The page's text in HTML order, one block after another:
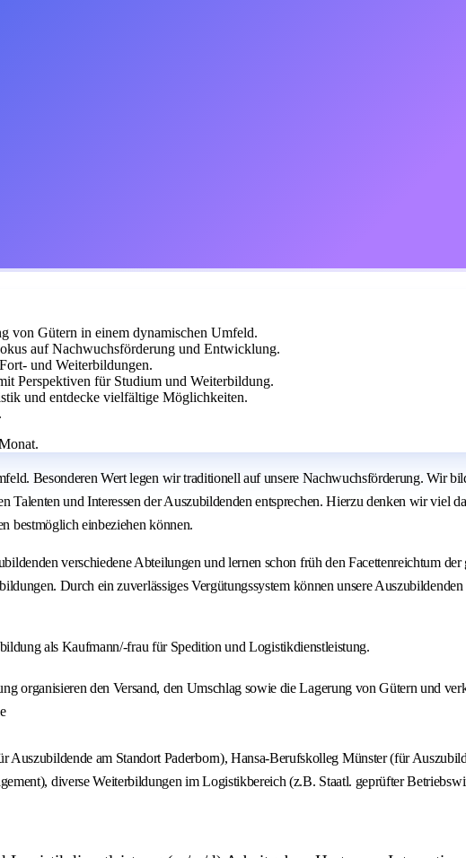
von Gütern in einem dynamischen Umfeld.
auf Nachwuchsförderung und Entwicklung.
und Weiterbildungen.
Perspektiven für Studium und Weiterbildung.
und entdecke vielfältige Möglichkeiten.
Besonderen Wert legen wir traditionell auf unsere Nachwuchsförderung. Wir
Talenten und Interessen der Auszubildenden entsprechen. Hierzu denken wir viel
bestmöglich einbeziehen können.
verschiedene Abteilungen und lernen schon früh den Facettenreichtum
Durch ein zuverlässiges Vergütungssystem können unsere
als Kaufmann/-frau für Spedition und Logistikdienstleistung.
organisieren den Versand, den Umschlag sowie die Lagerung von Gütern und
am Standort Paderborn), Hansa-Berufskolleg Münster (für
diverse Weiterbildungen im Logistikbereich (z.B. Staatl. geprüfter